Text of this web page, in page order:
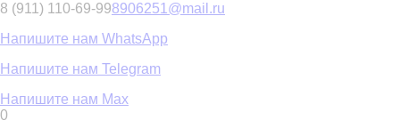
8 (911) 110-69-998906251@mail.ru
Напишите нам WhatsApp
Напишите нам Telegram
Напишите нам Max
0